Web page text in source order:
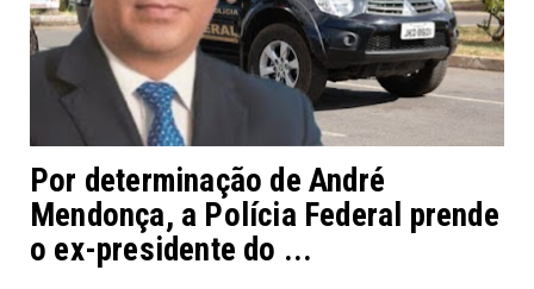
Por determinação de André
Mendonça, a Polícia Federal prende
o ex-presidente do ...